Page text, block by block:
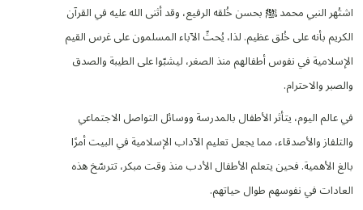
اشتُهر النبي محمد ﷺ بحسن خُلقه الرفيع، وقد أثنى الله عليه في القرآن
الكريم بأنه على خُلق عظيم. لذا، يُحثّ الآباء المسلمون على غرس القيم
الإسلامية في نفوس أطفالهم منذ الصغر، ليشبّوا على الطيبة والصدق
والصبر والاحترام.
في عالم اليوم، يتأثر الأطفال بالمدرسة ووسائل التواصل الاجتماعي
والتلفاز والأصدقاء، مما يجعل تعليم الآداب الإسلامية في البيت أمرًا
بالغ الأهمية. فحين يتعلم الأطفال الأدب منذ وقت مبكر، تترسّخ هذه
العادات في نفوسهم طوال حياتهم.